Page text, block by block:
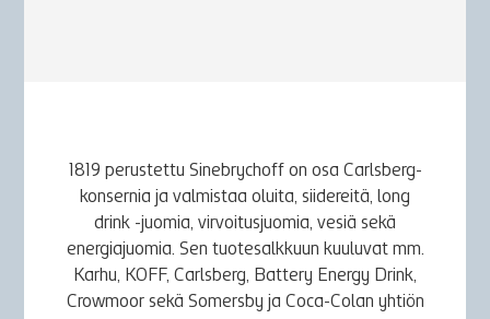
1819 perustettu Sinebrychoff on osa Carlsberg-
konsernia ja valmistaa oluita, siidereitä, long
drink -juomia, virvoitusjuomia, vesiä sekä
energiajuomia. Sen tuotesalkkuun kuuluvat mm.
Karhu, KOFF, Carlsberg, Battery Energy Drink,
Crowmoor sekä Somersby ja Coca-Colan yhtiön